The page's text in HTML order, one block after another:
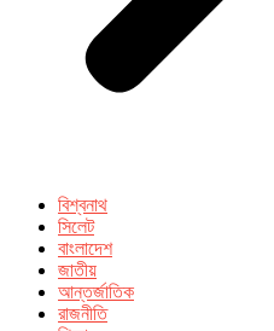
বিশ্বনাথ
সিলেট
বাংলাদেশ
জাতীয়
আন্তর্জাতিক
রাজনীতি